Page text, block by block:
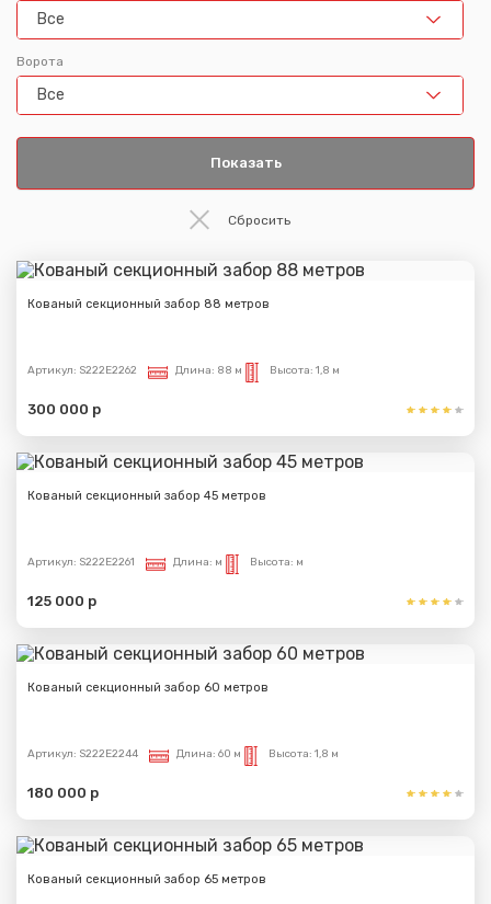
Все
Ворота
Все
Кованый секционный забор 88 метров
Артикул: S222E2262 Длина: 88 м Высота: 1,8 м
300 000 р
Кованый секционный забор 45 метров
Артикул: S222E2261 Длина: м Высота: м
125 000 р
Кованый секционный забор 60 метров
Артикул: S222E2244 Длина: 60 м Высота: 1,8 м
180 000 р
Кованый секционный забор 65 метров